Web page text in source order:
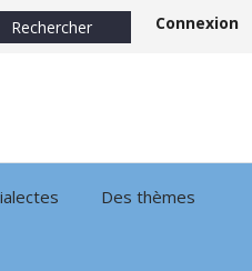
Connexion
Des thèmes